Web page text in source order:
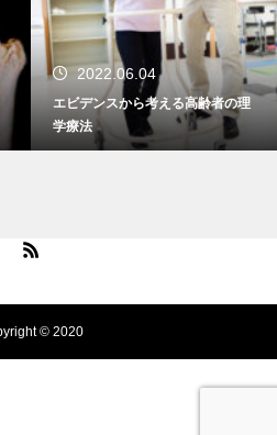
2022.06.04
エビデンスから考える高齢者の理
学療法
© 2020